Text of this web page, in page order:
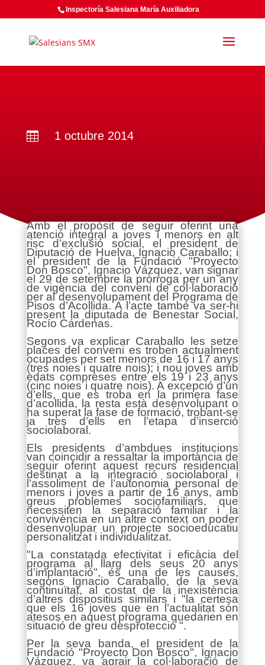
Inspectoría Salesiana María Auxiliadora
 1 octubre 2014
Amb el propòsit de seguir oferint una
atenció integral a joves i menors en alt
risc d’exclusió social, el president de
Diputació de Huelva, Ignacio Caraballo; i
el president de la Fundació "Proyecto
Don Bosco", Ignacio Vázquez, van signar
el 29 de setembre la pròrroga per un any
de vigència del conveni de col·laboració
per al desenvolupament del Programa de
Pisos d’Acollida. A l’acte també va ser-hi
present la diputada de Benestar Social,
Rocío Cárdenas.
Segons va explicar Caraballo les setze
places del conveni es troben actualment
ocupades per set menors de 16 i 17 anys
(tres noies i quatre nois); i nou joves amb
edats compreses entre els 19 i 23 anys
(cinc noies i quatre nois). A excepció d’un
d’ells, que es troba en la primera fase
d’acollida, la resta està desenvolupant o
ha superat la fase de formació, trobant-se
ja tres d’ells en l’etapa d’inserció
sociolaboral.
Els presidents d’ambdues institucions
van coincidir a ressaltar la importància de
seguir oferint aquest recurs residencial
destinat a la integració sociolaboral i
l’assoliment de l’autonomia personal de
menors i joves a partir de 16 anys, amb
greus problemes sociofamiliars, que
necessiten la separació familiar i la
convivència en un altre context on poder
desenvolupar un projecte socioeducatiu
personalitzat i individualitzat.
"La constatada efectivitat i eficàcia del
programa al llarg dels seus 20 anys
d’implantació", és una de les causes,
segons Ignacio Caraballo, de la seva
continuïtat, al costat de la inexistència
d’altres dispositius similars i "la certesa
que els 16 joves que en l’actualitat són
atesos en aquest programa quedarien en
situació de greu desprotecció ".
Per la seva banda, el president de la
Fundació "Proyecto Don Bosco", Ignacio
Vázquez, va agrair la col·laboració de